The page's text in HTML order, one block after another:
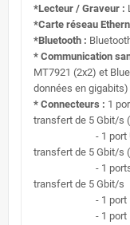
*Lecteur / Graveur :
*Carte réseau
*Bluetooth :
* Communication
MT7921 (2x2) et
données en gigabits)
* Connecteurs : 1
transfert de 5 Gbit/s
- 1 port USB
transfert de 5 Gbit/s
- 1 ports USB
transfert de 5 Gbit/s
- 1 port
- 1 port